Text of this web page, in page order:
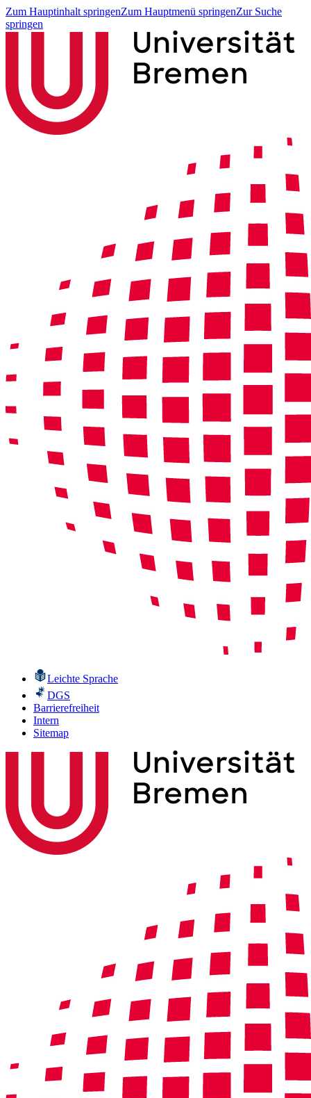
Zum Hauptinhalt springenZum Hauptmenü springenZur Suche
springen
Leichte Sprache
DGS
Barrierefreiheit
Intern
Sitemap